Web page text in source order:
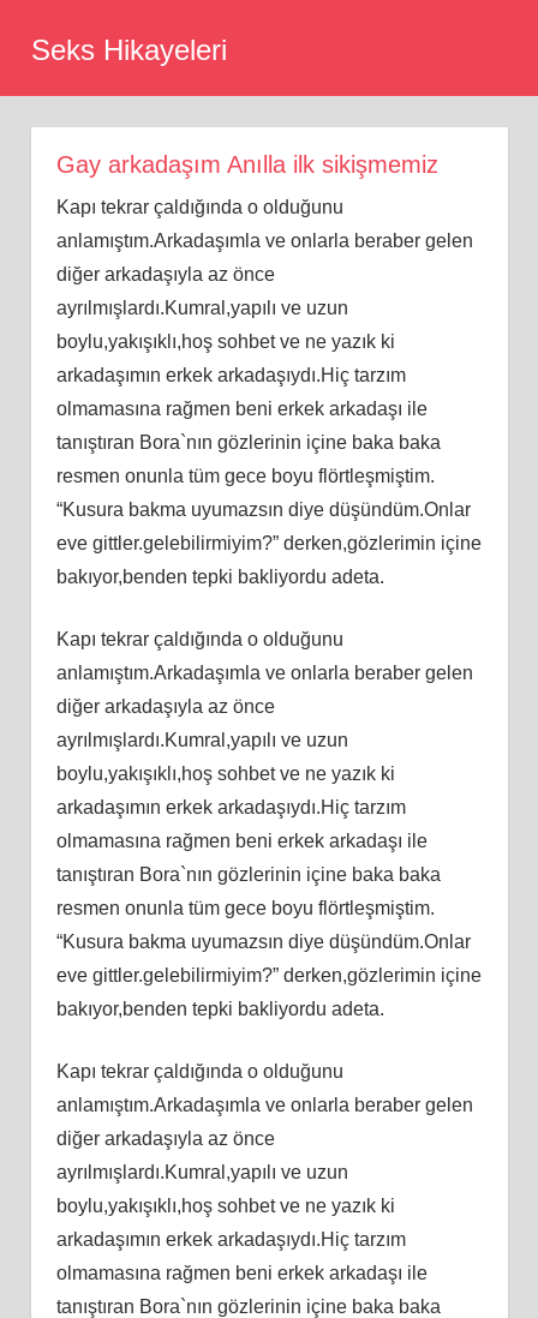
Seks Hikayeleri
Gay arkadaşım Anılla ilk sikişmemiz
Kapı tekrar çaldığında o olduğunu
anlamıştım.Arkadaşımla ve onlarla beraber gelen
diğer arkadaşıyla az önce
ayrılmışlardı.Kumral,yapılı ve uzun
boylu,yakışıklı,hoş sohbet ve ne yazık ki
arkadaşımın erkek arkadaşıydı.Hiç tarzım
olmamasına rağmen beni erkek arkadaşı ile
tanıştıran Bora`nın gözlerinin içine baka baka
resmen onunla tüm gece boyu flörtleşmiştim.
“Kusura bakma uyumazsın diye düşündüm.Onlar
eve gittler.gelebilirmiyim?” derken,gözlerimin içine
bakıyor,benden tepki bakliyordu adeta.
Kapı tekrar çaldığında o olduğunu
anlamıştım.Arkadaşımla ve onlarla beraber gelen
diğer arkadaşıyla az önce
ayrılmışlardı.Kumral,yapılı ve uzun
boylu,yakışıklı,hoş sohbet ve ne yazık ki
arkadaşımın erkek arkadaşıydı.Hiç tarzım
olmamasına rağmen beni erkek arkadaşı ile
tanıştıran Bora`nın gözlerinin içine baka baka
resmen onunla tüm gece boyu flörtleşmiştim.
“Kusura bakma uyumazsın diye düşündüm.Onlar
eve gittler.gelebilirmiyim?” derken,gözlerimin içine
bakıyor,benden tepki bakliyordu adeta.
Kapı tekrar çaldığında o olduğunu
anlamıştım.Arkadaşımla ve onlarla beraber gelen
diğer arkadaşıyla az önce
ayrılmışlardı.Kumral,yapılı ve uzun
boylu,yakışıklı,hoş sohbet ve ne yazık ki
arkadaşımın erkek arkadaşıydı.Hiç tarzım
olmamasına rağmen beni erkek arkadaşı ile
tanıştıran Bora`nın gözlerinin içine baka baka